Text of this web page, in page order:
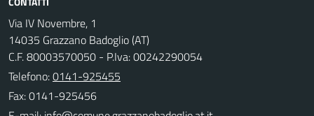
Via IV Novembre, 1
14035 Grazzano Badoglio (AT)
C.F. 80003570050 - P.Iva: 00242290054
Telefono:0141-925455
Fax: 0141-925456